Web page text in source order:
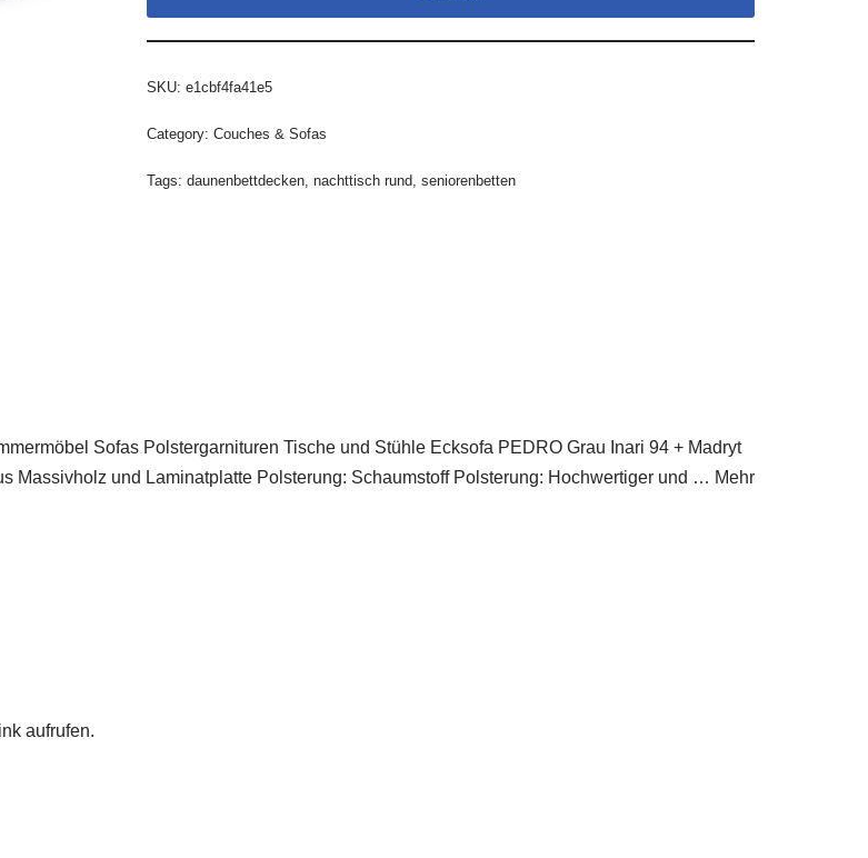
SKU: e1cbf4fa41e5
Category: Couches & Sofas
Tags: daunenbettdecken, nachttisch rund, seniorenbetten
Sofas Polstergarnituren Tische und Stühle Ecksofa PEDRO Grau Inari 94 + Madryt
Massivholz und Laminatplatte Polsterung: Schaumstoff Polsterung: Hochwertiger und … Mehr
aufrufen.